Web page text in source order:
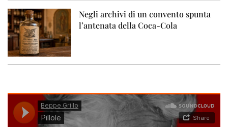
Negli archivi di un convento spunta
l’antenata della Coca-Cola